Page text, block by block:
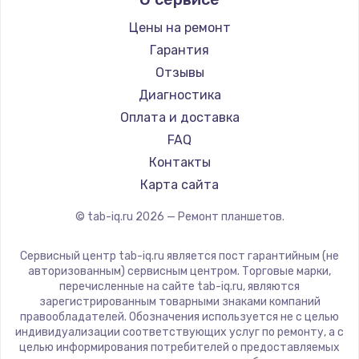
1330 руб.
Заказать
Замена видеокарты
2100 руб.
Заказать
Заказать
Замена материнской платы
1590 руб.
Заказать
BlackView
Amazon
Aquarius
Philips
Dell
HP
Getac
ZTE
CHUWI
Цены на ремонт
Гарантия
Отзывы
Диагностика
Оплата и доставка
FAQ
Контакты
Карта сайта
© tab-iq.ru 2026 — Ремонт планшетов.
Сервисный центр tab-iq.ru является пост гарантийным (не
авторизованным) сервисным центром. Торговые марки,
перечисленные на сайте tab-iq.ru, являются
зарегистрированным товарными знаками компаний
правообладателей. Обозначения используется не с целью
индивидуализации соответствующих услуг по ремонту, а с
целью информирования потребителей о предоставляемых